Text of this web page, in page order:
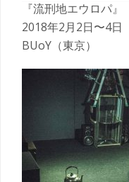
『流刑地エウロパ』
2018年2月2日〜4日
BUoY（東京）